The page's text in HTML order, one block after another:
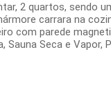
2 quartos, sendo
carrara na
com parede
Seca e Vapor,